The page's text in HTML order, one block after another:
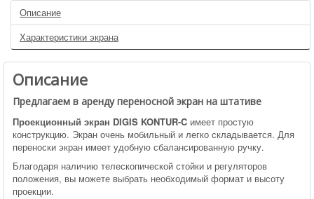
Описание
Характеристики экрана
Описание
Предлагаем в аренду переносной экран на штативе
Проекционный экран DIGIS KONTUR-C имеет простую
конструкцию. Экран очень мобильный и легко складывается. Для
переноски экран имеет удобную сбалансированную ручку.
Благодаря наличию телескопической стойки и регуляторов
положения, вы можете выбрать необходимый формат и высоту
проекции.